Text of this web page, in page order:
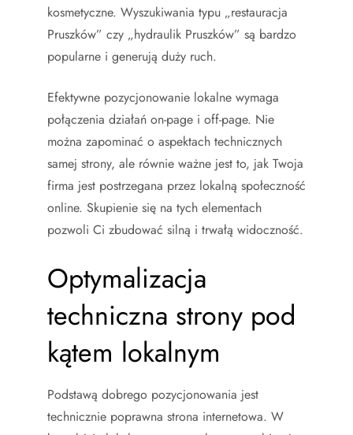
kosmetyczne. Wyszukiwania typu „restauracja
Pruszków” czy „hydraulik Pruszków” są bardzo
popularne i generują duży ruch.
Efektywne pozycjonowanie lokalne wymaga
połączenia działań on-page i off-page. Nie
można zapominać o aspektach technicznych
samej strony, ale równie ważne jest to, jak Twoja
firma jest postrzegana przez lokalną społeczność
online. Skupienie się na tych elementach
pozwoli Ci zbudować silną i trwałą widoczność.
Optymalizacja
techniczna strony pod
kątem lokalnym
Podstawą dobrego pozycjonowania jest
technicznie poprawna strona internetowa. W